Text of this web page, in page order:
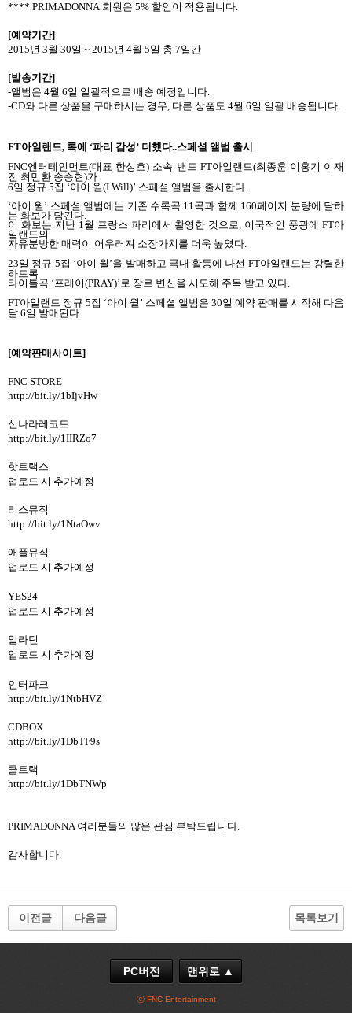
**** PRIMADONNA 회원은 5% 할인이 적용됩니다.
[예약기간]
2015년 3월 30일 ~ 2015년 4월 5일 총 7일간
[발송기간]
-앨범은 4월 6일 일괄적으로 배송 예정입니다.
-CD와 다른 상품을 구매하시는 경우, 다른 상품도 4월 6일 일괄 배송됩니다.
FT아일랜드, 록에 ‘파리 감성’ 더했다..스페셜 앨범 출시
FNC엔터테인먼트(대표 한성호) 소속 밴드 FT아일랜드(최종훈 이홍기 이재
진 최민환 송승현)가
6일 정규 5집 ‘아이 윌(I Will)’ 스페셜 앨범을 출시한다.
‘아이 윌’ 스페셜 앨범에는 기존 수록곡 11곡과 함께 160페이지 분량에 달하
는 화보가 담긴다.
이 화보는 지난 1월 프랑스 파리에서 촬영한 것으로, 이국적인 풍광에 FT아
일랜드의
자유분방한 매력이 어우러져 소장가치를 더욱 높였다.
23일 정규 5집 ‘아이 윌’을 발매하고 국내 활동에 나선 FT아일랜드는 강렬한
하드록
타이틀곡 ‘프레이(PRAY)’로 장르 변신을 시도해 주목 받고 있다.
FT아일랜드 정규 5집 ‘아이 윌’ 스페셜 앨범은 30일 예약 판매를 시작해 다음
달 6일 발매된다.
[예약판매사이트]
FNC STORE
http://bit.ly/1bIjvHw
신나라레코드
http://bit.ly/1IIRZo7
핫트랙스
업로드 시 추가예정
리스뮤직
http://bit.ly/1NtaOwv
애플뮤직
업로드 시 추가예정
YES24
업로드 시 추가예정
알라딘
업로드 시 추가예정
인터파크
http://bit.ly/1NtbHVZ
CDBOX
http://bit.ly/1DbTF9s
쿨트랙
http://bit.ly/1DbTNWp
PRIMADONNA 여러분들의 많은 관심 부탁드립니다.
감사합니다.
이전글 다음글 목록보기
PC버전 맨위로 ▲
ⓒ FNC Entertainment